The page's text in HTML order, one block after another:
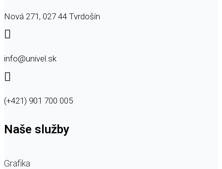
Nová 271, 027 44 Tvrdošín

info@univel.sk

(+421) 901 700 005
Naše služby
Grafika